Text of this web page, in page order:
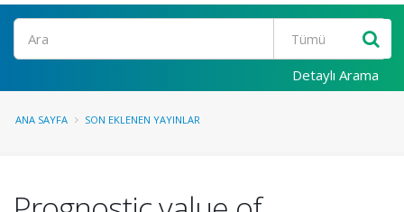
Ara
Detaylı Arama
ANA SAYFA SON EKLENEN YAYINLAR